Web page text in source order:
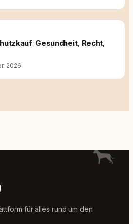
Gesundheit, Recht,
2026
für alles rund um den